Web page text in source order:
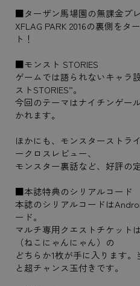
■ターザン馬場園の無課金プ
XFLAG PARK 2016の裏側をタ
ト！
■モンスト STORIES
ゲームでは語られないキャラ
ストSTORIES”。
今回のテーマはナイチンゲ
かれます。
ほかにも、モンスターストラ
ークロスレビュー、
モンスター裏話など、好評の
■本誌特典のシリアルコード
本誌のシリアルコードは
ード。
マルチ専用クエストチケット
（ねこにゃんにゃん）の
どちらか1枚が手に入ります
と超チャンス玉付きです。